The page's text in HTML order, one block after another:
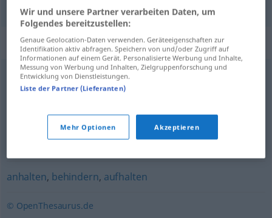
Synonyme für "verzögern"
bremsen,verlangsamen (Hauptform)
verhindern
anhalten, behindern, aufhalten
© OpenThesaurus.de
Wir und unsere Partner verarbeiten Daten, um
Folgendes bereitzustellen:
Genaue Geolocation-Daten verwenden. Geräteeigenschaften zur
Identifikation aktiv abfragen. Speichern von und/oder Zugriff auf
Informationen auf einem Gerät. Personalisierte Werbung und Inhalte,
Messung von Werbung und Inhalten, Zielgruppenforschung und
Entwicklung von Dienstleistungen.
Liste der Partner (Lieferanten)
Mehr Optionen Akzeptieren